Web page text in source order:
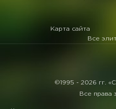
Карта сайта
Все
©1995 - 2026 гг.
Все права